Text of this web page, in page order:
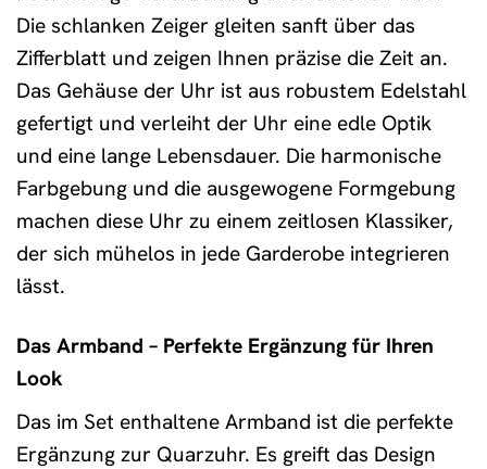
Die schlanken Zeiger gleiten sanft über das
Zifferblatt und zeigen Ihnen präzise die Zeit an.
Das Gehäuse der Uhr ist aus robustem Edelstahl
gefertigt und verleiht der Uhr eine edle Optik
und eine lange Lebensdauer. Die harmonische
Farbgebung und die ausgewogene Formgebung
machen diese Uhr zu einem zeitlosen Klassiker,
der sich mühelos in jede Garderobe integrieren
lässt.
Das Armband – Perfekte Ergänzung für Ihren
Look
Das im Set enthaltene Armband ist die perfekte
Ergänzung zur Quarzuhr. Es greift das Design